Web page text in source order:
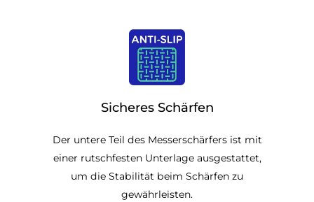
Sicheres Schärfen
Der untere Teil des Messerschärfers ist mit
einer rutschfesten Unterlage ausgestattet,
um die Stabilität beim Schärfen zu
gewährleisten.